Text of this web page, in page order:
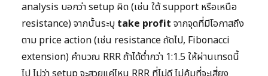
analysis บอกว่า setup ผิด (เช่น ใต้ support หรือเหนือ
resistance) จากนั้นระบุ take profit จากจุดที่มีโอกาสถึง
ตาม price action (เช่น resistance ถัดไป, Fibonacci
extension) คำนวณ RRR ถ้าได้ต่ำกว่า 1:1.5 ให้ผ่านเทรดนี้